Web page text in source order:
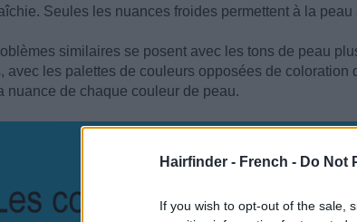
Hairfinder - French - Do Not
If you wish to opt-out of the sale,
Seules les nuances froides permettent à la
similaires se posent avec les tons de peau
avec les palettes de couleurs opposées de coloration
nuance de chaque couleur de peau.